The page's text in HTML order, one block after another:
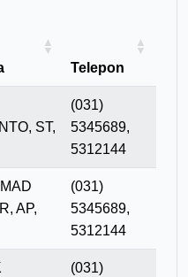
Telepon
ST,
(031)
5345689,
5312144
AP,
(031)
5345689,
5312144
(031)